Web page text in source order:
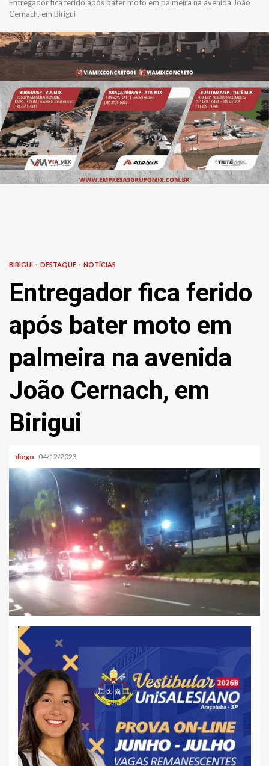
Entregador fica ferido após bater moto em palmeira na avenida João
Cernach, em Birigui
BIRIGUI DESTAQUE NOTÍCIAS
Entregador fica ferido
após bater moto em
palmeira na avenida
João Cernach, em
Birigui
diego 04/12/2023